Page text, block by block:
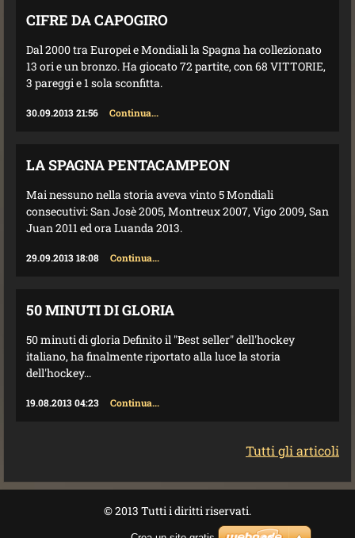
CIFRE DA CAPOGIRO
Dal 2000 tra Europei e Mondiali la Spagna ha collezionato
13 ori e un bronzo. Ha giocato 72 partite, con 68 VITTORIE,
3 pareggi e 1 sola sconfitta.
30.09.2013 21:56 Continua...
LA SPAGNA PENTACAMPEON
Mai nessuno nella storia aveva vinto 5 Mondiali
consecutivi: San Josè 2005, Montreux 2007, Vigo 2009, San
Juan 2011 ed ora Luanda 2013.
29.09.2013 18:08 Continua...
50 MINUTI DI GLORIA
50 minuti di gloria Definito il "Best seller" dell'hockey
italiano, ha finalmente riportato alla luce la storia
dell'hockey...
19.08.2013 04:23 Continua...
Tutti gli articoli
© 2013 Tutti i diritti riservati.